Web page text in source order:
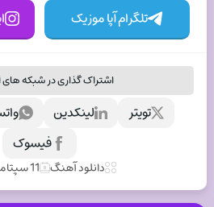
تلگرام آپا موزیک
اشتراک گذاری در شبکه
لینکدین
تویتر
فیسوک
دانلود آهنگ 11 سپتامبر 2023